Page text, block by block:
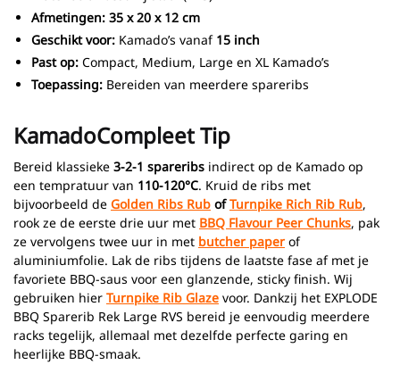
Afmetingen: 35 x 20 x 12 cm
Geschikt voor: Kamado’s vanaf 15 inch
Past op: Compact, Medium, Large en XL Kamado’s
Toepassing: Bereiden van meerdere spareribs
KamadoCompleet Tip
Bereid klassieke 3-2-1 spareribs indirect op de Kamado op
een tempratuur van 110-120°C. Kruid de ribs met
bijvoorbeeld de Golden Ribs Rub ofTurnpike Rich Rib Rub,
rook ze de eerste drie uur met BBQ Flavour Peer Chunks, pak
ze vervolgens twee uur in met butcher paper of
aluminiumfolie. Lak de ribs tijdens de laatste fase af met je
favoriete BBQ-saus voor een glanzende, sticky finish. Wij
gebruiken hier Turnpike Rib Glaze voor. Dankzij het EXPLODE
BBQ Sparerib Rek Large RVS bereid je eenvoudig meerdere
racks tegelijk, allemaal met dezelfde perfecte garing en
heerlijke BBQ-smaak.